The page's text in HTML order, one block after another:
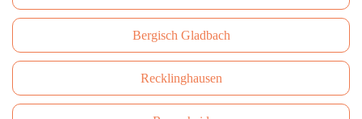
Bergisch Gladbach
Recklinghausen